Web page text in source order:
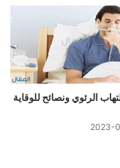
الرئوي ونصائح للوقاية
2023-